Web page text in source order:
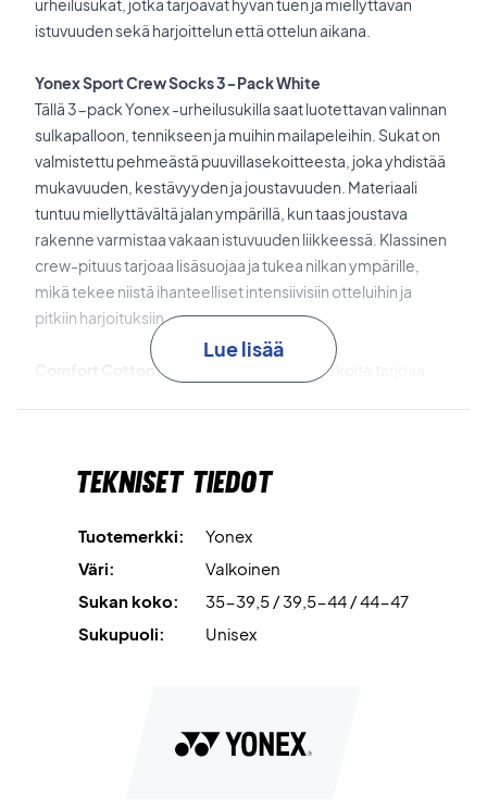
urheilusukat, jotka tarjoavat hyvän tuen ja miellyttävän
istuvuuden sekä harjoittelun että ottelun aikana.
Yonex Sport Crew Socks 3-Pack White
Tällä 3-pack Yonex -urheilusukilla saat luotettavan valinnan
sulkapalloon, tennikseen ja muihin mailapeleihin. Sukat on
valmistettu pehmeästä puuvillasekoitteesta, joka yhdistää
mukavuuden, kestävyyden ja joustavuuden. Materiaali
tuntuu miellyttävältä jalan ympärillä, kun taas joustava
rakenne varmistaa vakaan istuvuuden liikkeessä. Klassinen
crew-pituus tarjoaa lisäsuojaa ja tukea nilkan ympärille,
mikä tekee niistä ihanteelliset intensiivisiin otteluihin ja
pitkiin harjoituksiin.
Comfort Cotton Blend
Pehmeä puuvillasekoite tarjoaa
Flexible FitPolyesterin, nailonin ja polyuretaanin
jalkaan ja tarjoaa hyvän vakauden.
Saa mukavuutta ja laatua Yonex Sport Crew Socks 3-
Pack White -sukilla
Valkoinen.
Lue lisää
Tekniset tiedot
Tuotemerkki:
Yonex
Väri:
Valkoinen
Sukan koko:
35-39,5 / 39,5-44 / 44-47
Sukupuoli:
Unisex